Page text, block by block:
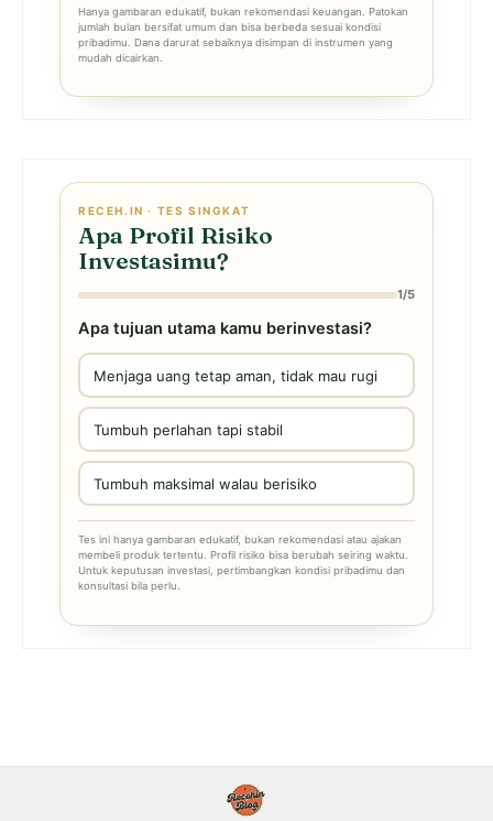
Hanya gambaran edukatif, bukan rekomendasi keuangan. Patokan
jumlah bulan bersifat umum dan bisa berbeda sesuai kondisi
pribadimu. Dana darurat sebaiknya disimpan di instrumen yang
mudah dicairkan.
RECEH.IN · TES SINGKAT
Apa Profil Risiko
Investasimu?
1/5
Apa tujuan utama kamu berinvestasi?
Menjaga uang tetap aman, tidak mau rugi
Tumbuh perlahan tapi stabil
Tumbuh maksimal walau berisiko
Tes ini hanya gambaran edukatif, bukan rekomendasi atau ajakan
membeli produk tertentu. Profil risiko bisa berubah seiring waktu.
Untuk keputusan investasi, pertimbangkan kondisi pribadimu dan
konsultasi bila perlu.